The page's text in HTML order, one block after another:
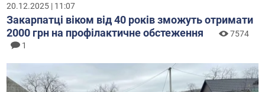
20.12.2025 | 11:07
Закарпатці віком від 40 років зможуть отримати
2000 грн на профілактичне обстеження
7574
1